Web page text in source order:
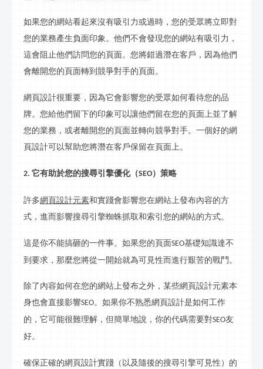
如果您的網站看起來沒有吸引力或過時，您的受眾將立即對
您的業務產生負面印象。他們不會發現您的網站有吸引力，
這會阻止他們訪問您的頁面。您將錯過潛在客戶，因為他們
會離開您的頁面轉到競爭對手的頁面。
網頁設計很重要，因為它會影響您的受眾如何看待您的品
牌。您給他們留下的印象可以讓他們留在您的頁面上並了解
您的業務，或者離開您的頁面並轉向競爭對手。一個好的網
頁設計可以幫助您將潛在客戶保留在頁面上。
2. 它有助於您的搜尋引擎優化（SEO）策略
許多網頁設計元素和實踐會影響您在網站上發布內容的方
式，進而影響搜尋引擎蜘蛛抓取和索引您的網站的方式。
這是你不能搞砸的一件事。如果您的頁面SEO基礎知識達不
到要求，那麼您將從一開始就為可見性而進行艱苦的戰鬥。
除了內容如何在您的網站上發布之外，某些網頁設計元素本
身也會直接影響SEO。如果你不熟悉網頁設計是如何工作
的，它可能很難理解，但簡單地說，你的代碼需要對SEO友
好。
確保正確的網頁設計實踐（以及隨後的搜尋引擎可見性）的